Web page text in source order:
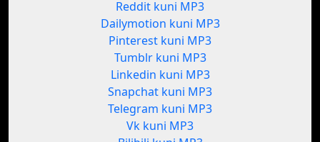
Reddit kuni MP3
Dailymotion kuni MP3
Pinterest kuni MP3
Tumblr kuni MP3
Linkedin kuni MP3
Snapchat kuni MP3
Telegram kuni MP3
Vk kuni MP3